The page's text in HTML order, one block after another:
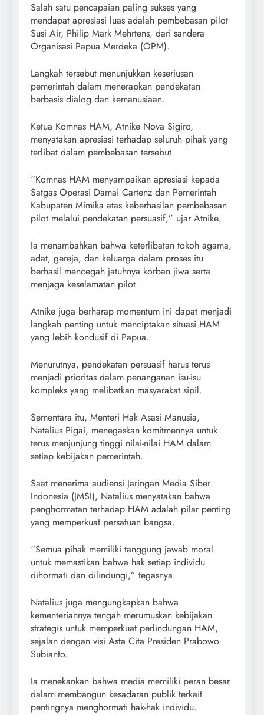
Salah satu pencapaian paling sukses yang
mendapat apresiasi luas adalah pembebasan pilot
Susi Air, Philip Mark Mehrtens, dari sandera
Organisasi Papua Merdeka (OPM).
Langkah tersebut menunjukkan keseriusan
pemerintah dalam menerapkan pendekatan
berbasis dialog dan kemanusiaan.
Ketua Komnas HAM, Atnike Nova Sigiro,
menyatakan apresiasi terhadap seluruh pihak yang
terlibat dalam pembebasan tersebut.
“Komnas HAM menyampaikan apresiasi kepada
Satgas Operasi Damai Cartenz dan Pemerintah
Kabupaten Mimika atas keberhasilan pembebasan
pilot melalui pendekatan persuasif,” ujar Atnike.
Ia menambahkan bahwa keterlibatan tokoh agama,
adat, gereja, dan keluarga dalam proses itu
berhasil mencegah jatuhnya korban jiwa serta
menjaga keselamatan pilot.
Atnike juga berharap momentum ini dapat menjadi
langkah penting untuk menciptakan situasi HAM
yang lebih kondusif di Papua.
Menurutnya, pendekatan persuasif harus terus
menjadi prioritas dalam penanganan isu-isu
kompleks yang melibatkan masyarakat sipil.
Sementara itu, Menteri Hak Asasi Manusia,
Natalius Pigai, menegaskan komitmennya untuk
terus menjunjung tinggi nilai-nilai HAM dalam
setiap kebijakan pemerintah.
Saat menerima audiensi Jaringan Media Siber
Indonesia (JMSI), Natalius menyatakan bahwa
penghormatan terhadap HAM adalah pilar penting
yang memperkuat persatuan bangsa.
“Semua pihak memiliki tanggung jawab moral
untuk memastikan bahwa hak setiap individu
dihormati dan dilindungi,” tegasnya.
Natalius juga mengungkapkan bahwa
kementeriannya tengah merumuskan kebijakan
strategis untuk memperkuat perlindungan HAM,
sejalan dengan visi Asta Cita Presiden Prabowo
Subianto.
Ia menekankan bahwa media memiliki peran besar
dalam membangun kesadaran publik terkait
pentingnya menghormati hak-hak individu.